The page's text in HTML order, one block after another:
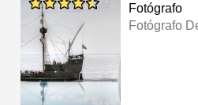
Fotógrafo
Fotógrafo